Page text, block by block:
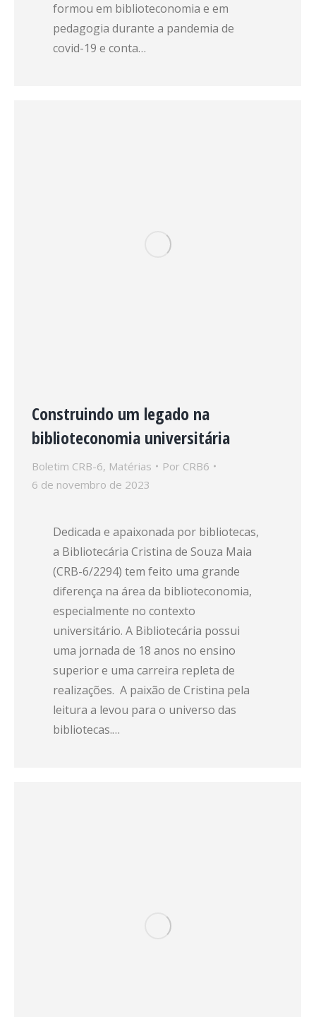
formou em biblioteconomia e em
pedagogia durante a pandemia de
covid-19 e conta…
Construindo um legado na
biblioteconomia universitária
Boletim CRB-6, Matérias Por CRB6
6 de novembro de 2023
Dedicada e apaixonada por bibliotecas,
a Bibliotecária Cristina de Souza Maia
(CRB-6/2294) tem feito uma grande
diferença na área da biblioteconomia,
especialmente no contexto
universitário. A Bibliotecária possui
uma jornada de 18 anos no ensino
superior e uma carreira repleta de
realizações. A paixão de Cristina pela
leitura a levou para o universo das
bibliotecas.…